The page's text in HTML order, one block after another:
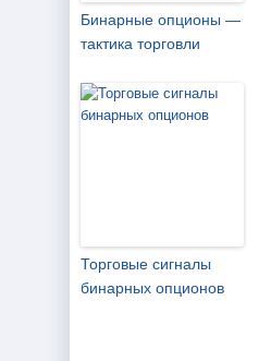
Бинарные опционы —
тактика торговли
Торговые сигналы
бинарных опционов